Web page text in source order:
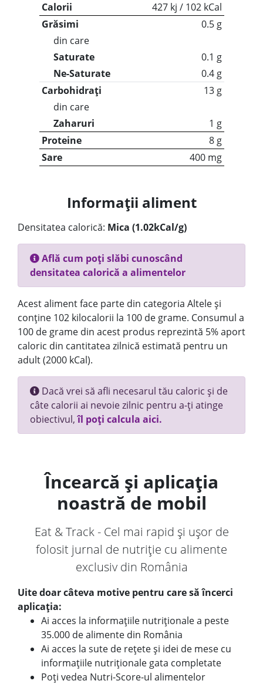
Calorii
427 kj / 102 kCal
Grăsimi
0.5 g
din care
Saturate
0.1 g
Ne-Saturate
0.4 g
Carbohidrați
13 g
din care
Zaharuri
1 g
Proteine
8 g
Sare
400 mg
Informații aliment
Densitatea calorică: Mica (1.02kCal/g)
Află cum poți slăbi cunoscând
densitatea calorică a alimentelor
Acest aliment face parte din categoria Altele și
conține 102 kilocalorii la 100 de grame. Consumul a
100 de grame din acest produs reprezintă 5% aport
caloric din cantitatea zilnică estimată pentru un
adult (2000 kCal).
Dacă vrei să afli necesarul tău caloric și de
câte calorii ai nevoie zilnic pentru a-ți atinge
obiectivul,îl poți calcula aici.
Încearcă și aplicația
noastră de mobil
Eat & Track - Cel mai rapid și ușor de
folosit jurnal de nutriție cu alimente
exclusiv din România
Uite doar câteva motive pentru care să încerci
aplicația:
Ai acces la informațiile nutriționale a peste
35.000 de alimente din România
Ai acces la sute de rețete și idei de mese cu
informațiile nutriționale gata completate
Poți vedea Nutri-Score-ul alimentelor